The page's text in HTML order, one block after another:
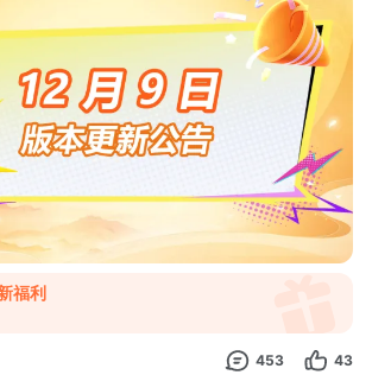
月9日上午10:00-11:00（预计1个小时）
会根据实际维护情况提前或延后
新结束后，我们将通过邮件形式向大家发放。
游戏圈发生了啥
福利
453 43